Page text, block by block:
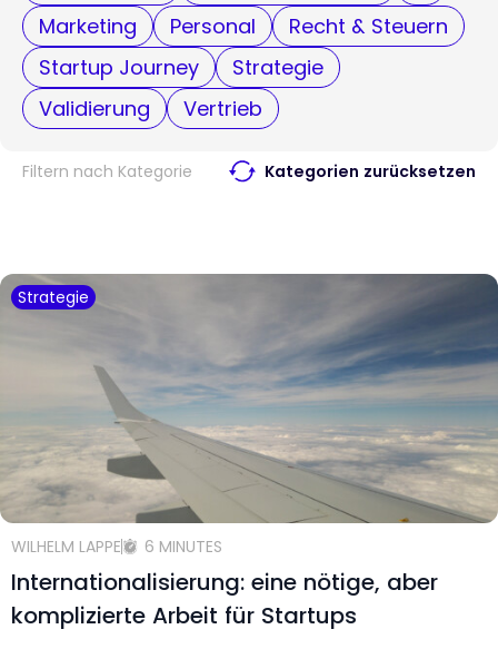
Marketing
Personal
Recht & Steuern
Startup Journey
Strategie
Validierung
Vertrieb
Filtern nach Kategorie Kategorien zurücksetzen
Strategie
WILHELM LAPPE 6 MINUTES
Internationalisierung: eine nötige, aber
komplizierte Arbeit für Startups